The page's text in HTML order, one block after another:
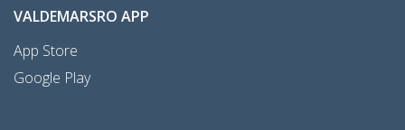
VALDEMARSRO APP
App Store
Google Play